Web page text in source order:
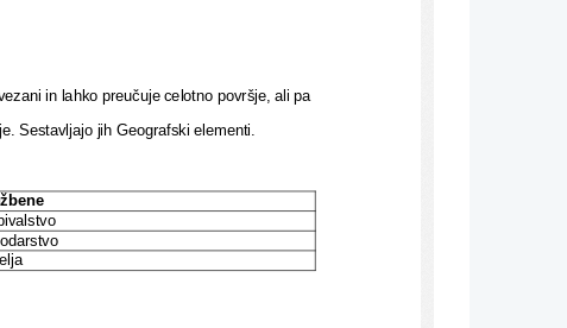
in lahko preučuje celotno površje, ali pa
Sestavljajo jih Geografski elementi.